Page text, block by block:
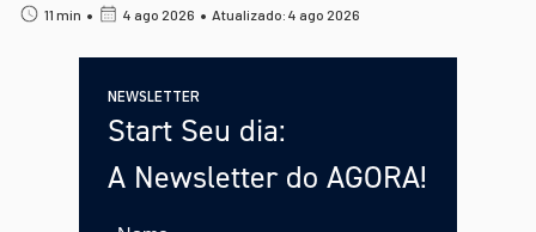
11 min • 4 ago 2026 • Atualizado: 4 ago 2026
NEWSLETTER
Start Seu dia:
A Newsletter do AGORA!